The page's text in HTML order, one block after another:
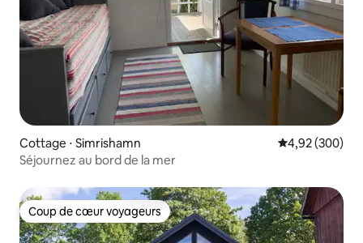
Cottage ⋅ Simrishamn Évaluation
4,92 (300)
Séjournez au bord de la mer
Coup de cœur voyageurs
Coup de cœur voyageurs